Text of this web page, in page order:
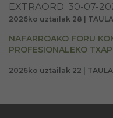
EXTRAORD. 30-07-
2026ko uztailak 28 | TAULA
NAFARROAKO FORU
PROFESIONALEKO
2026ko uztailak 22 | TAULA